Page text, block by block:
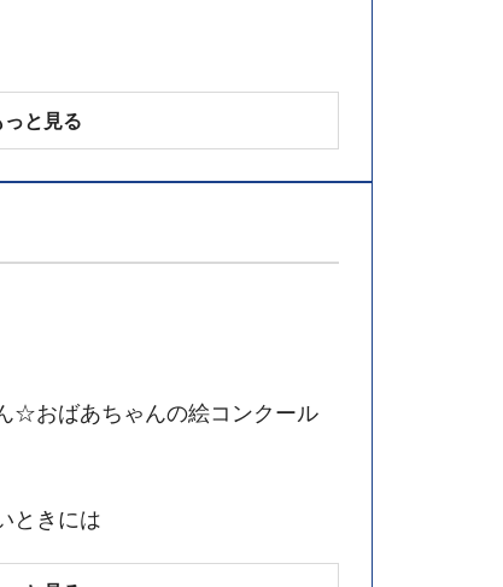
っと見る
☆おばあちゃんの絵コンクール
ときには